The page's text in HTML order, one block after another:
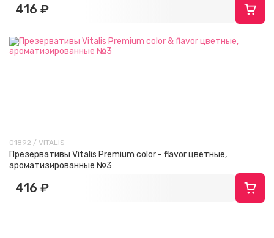
416 ₽
01892 / VITALIS
Презервативы Vitalis Premium color - flavor цветные,
ароматизированные №3
416 ₽